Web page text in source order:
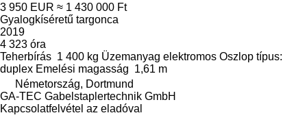
3 950 EUR ≈ 1 430 000 Ft
Gyalogkíséretű targonca
2019
4 323 óra
Teherbírás 1 400 kg Üzemanyag elektromos Oszlop típus:
duplex Emelési magasság 1,61 m
Németország, Dortmund
GA-TEC Gabelstaplertechnik GmbH
Kapcsolatfelvétel az eladóval